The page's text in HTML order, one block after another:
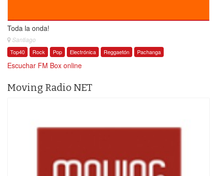
Toda la onda!
Santiago
Top40 Rock Pop Electrónica Reggaetón Pachanga
Escuchar FM Box online
Moving Radio NET